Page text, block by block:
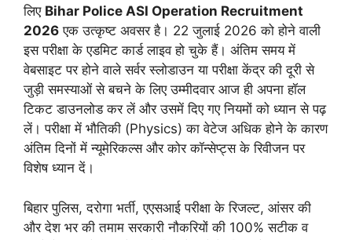
लिए Bihar Police ASI Operation Recruitment
2026 एक उत्कृष्ट अवसर है। 22 जुलाई 2026 को होने वाली
इस परीक्षा के एडमिट कार्ड लाइव हो चुके हैं। अंतिम समय में
वेबसाइट पर होने वाले सर्वर स्लोडाउन या परीक्षा केंद्र की दूरी से
जुड़ी समस्याओं से बचने के लिए उम्मीदवार आज ही अपना हॉल
टिकट डाउनलोड कर लें और उसमें दिए गए नियमों को ध्यान से पढ़
लें। परीक्षा में भौतिकी (Physics) का वेटेज अधिक होने के कारण
अंतिम दिनों में न्यूमेरिकल्स और कोर कॉन्सेप्ट्स के रिवीजन पर
विशेष ध्यान दें।
बिहार पुलिस, दरोगा भर्ती, एएसआई परीक्षा के रिजल्ट, आंसर की
और देश भर की तमाम सरकारी नौकरियों की 100% सटीक व